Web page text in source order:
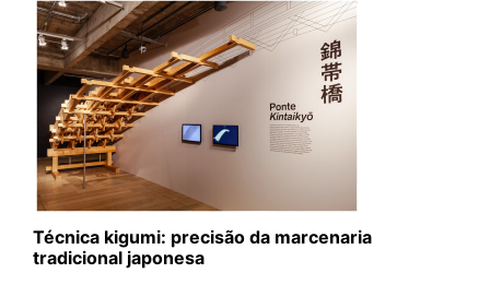
Técnica kigumi: precisão da marcenaria
tradicional japonesa